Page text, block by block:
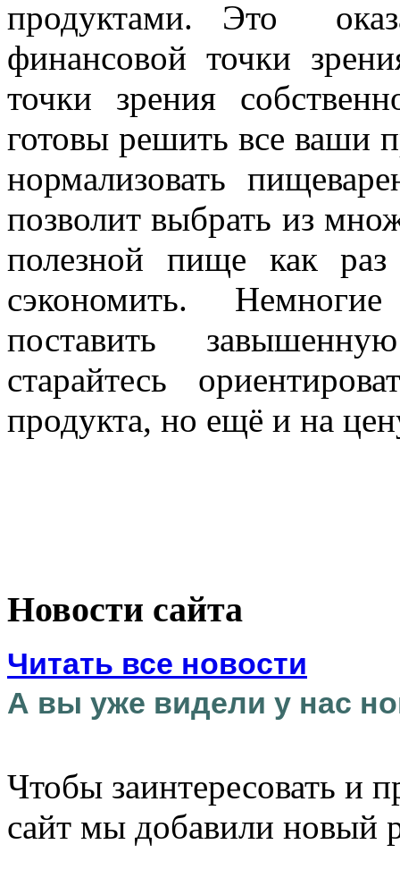
продуктами. Это
финансовой точки
точки зрения
готовы решить все ваши
нормализовать
позволит выбрать из
полезной пище как
сэкономить.
поставить
старайтесь
продукта, но ещё и на
Новости сайта
Читать все новости
А вы уже видели у нас
Чтобы заинтересовать и
сайт мы добавили новый